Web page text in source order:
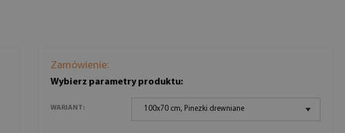
Zamówienie:
Wybierz parametry produktu:
WARIANT: 100x70 cm, Pinezki drewniane